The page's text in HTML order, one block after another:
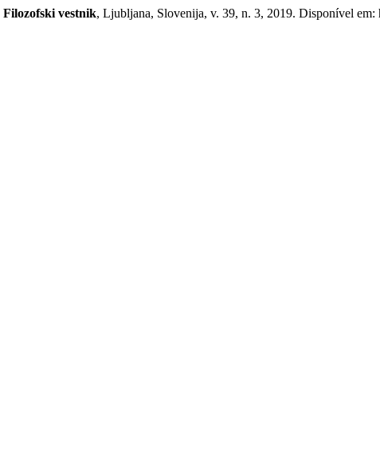
Filozofski vestnik, Ljubljana, Slovenija, v. 39, n. 3, 2019. Disponível